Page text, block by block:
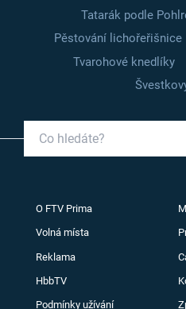
Tatarák podle
Pěstování lichořeřišnice
Tvarohové knedlíky
O FTV Prima
Volná místa
Reklama
HbbTV
Podmínky užívání